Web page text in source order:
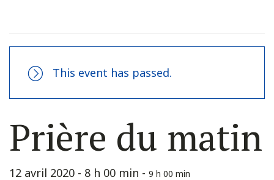
This event has passed.
Prière du matin
12 avril 2020 - 8 h 00 min - 9 h 00 min